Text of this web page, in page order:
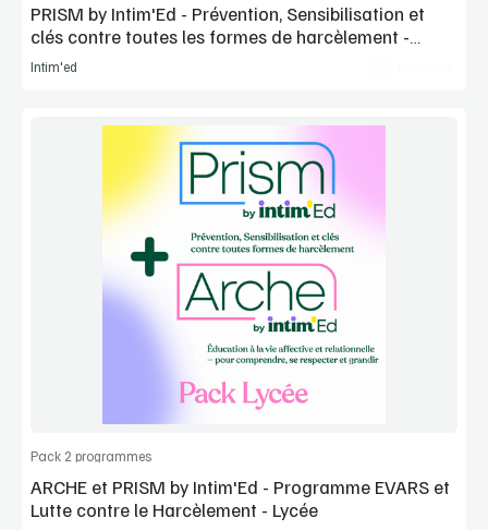
PRISM by Intim'Ed - Prévention, Sensibilisation et
clés contre toutes les formes de harcèlement -
Collège
Intim'ed
Voir la démo
Vidéo
Commander l'article
Pack 2 programmes
ARCHE et PRISM by Intim'Ed - Programme EVARS et
Lutte contre le Harcèlement - Lycée